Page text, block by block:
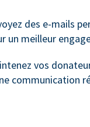
des e-mails
un meilleur
vos
communication